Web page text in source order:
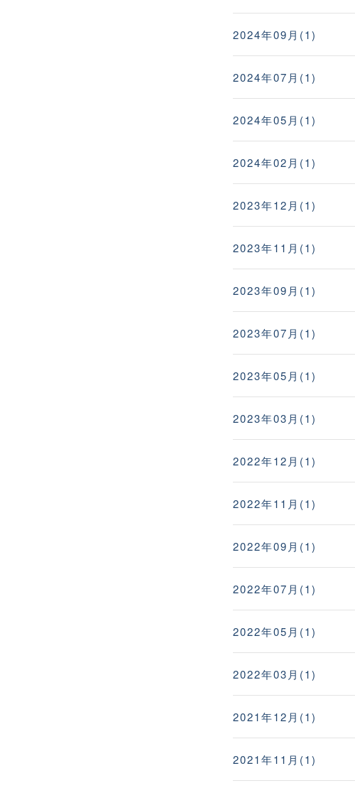
2024年09月(1)
2024年07月(1)
2024年05月(1)
2024年02月(1)
2023年12月(1)
2023年11月(1)
2023年09月(1)
2023年07月(1)
2023年05月(1)
2023年03月(1)
2022年12月(1)
2022年11月(1)
2022年09月(1)
2022年07月(1)
2022年05月(1)
2022年03月(1)
2021年12月(1)
2021年11月(1)